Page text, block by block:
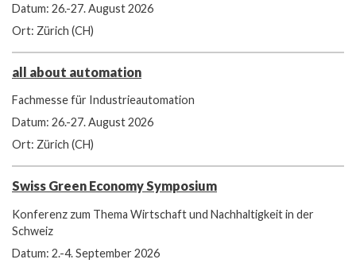
Datum: 26.-27. August 2026
Ort: Zürich (CH)
all about automation
Fachmesse für Industrieautomation
Datum: 26.-27. August 2026
Ort: Zürich (CH)
Swiss Green Economy Symposium
Konferenz zum Thema Wirtschaft und Nachhaltigkeit in der
Schweiz
Datum: 2.-4. September 2026